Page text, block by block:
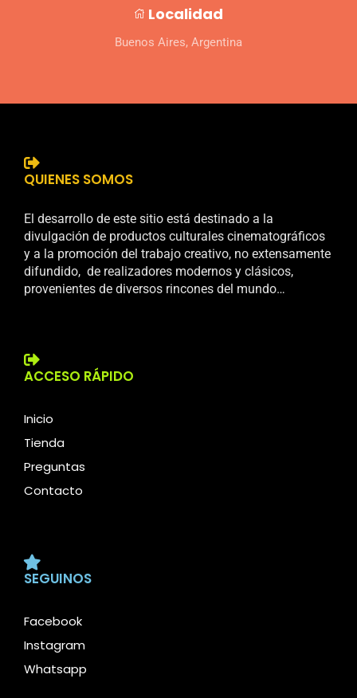
Localidad
Buenos Aires, Argentina
QUIENES SOMOS
El desarrollo de este sitio está destinado a la
divulgación de productos culturales cinematográficos
y a la promoción del trabajo creativo, no extensamente
difundido, de realizadores modernos y clásicos,
provenientes de diversos rincones del mundo…
ACCESO RÁPIDO
Inicio
Tienda
Preguntas
Contacto
SEGUINOS
Facebook
Instagram
Whatsapp